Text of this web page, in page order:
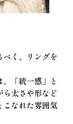
く、リングを
「統一感」と
ら太さや形など
なれた雰囲気